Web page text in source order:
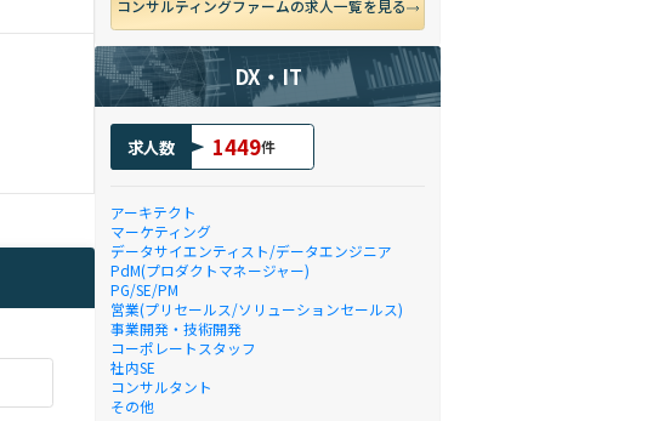
コンサルティングファームの求人一覧を見る
DX・IT
求人数 1449件
アーキテクト
マーケティング
データサイエンティスト/データエンジニア
PdM(プロダクトマネージャー)
PG/SE/PM
営業(プリセールス/ソリューションセールス)
事業開発・技術開発
コーポレートスタッフ
社内SE
コンサルタント
その他